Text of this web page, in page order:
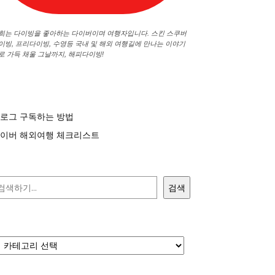
는 다이빙을 좋아하는 다이버이며 여행자입니다. 스킨 스쿠버
빙, 프리다이빙, 수영등 국내 및 해외 여행길에 만나는 이야기
가득 채울 그날까지, 해피다이빙!
그 구독하는 방법
버 해외여행 체크리스트
검색